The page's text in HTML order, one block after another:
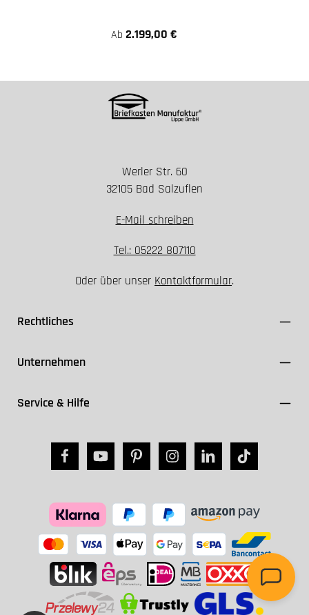
Ab 2.199,00 €
Werler Str. 60
32105 Bad Salzuflen
E-Mail schreiben
Tel.: 05222 807110
Oder über unser Kontaktformular.
Rechtliches
Unternehmen
Service & Hilfe